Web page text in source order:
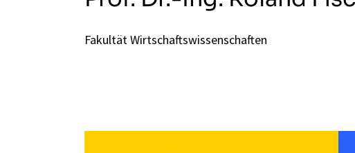
Fakultät Wirtschaftswissenschaften